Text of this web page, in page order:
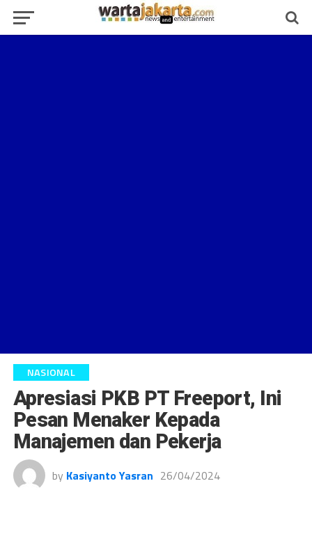
NASIONAL
Apresiasi PKB PT Freeport, Ini
Pesan Menaker Kepada
Manajemen dan Pekerja
by Kasiyanto Yasran 26/04/2024